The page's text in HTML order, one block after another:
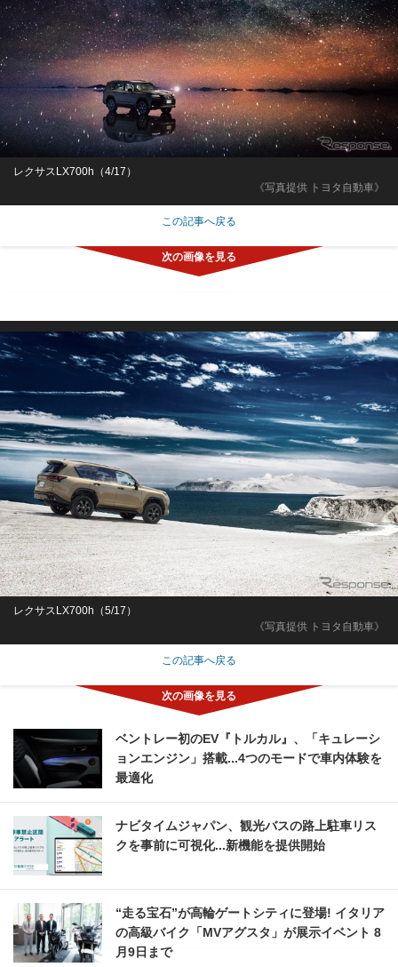
《写真提供 トヨタ自動車》
レクサスLX700h（4/17）
この記事へ戻る
《写真提供 トヨタ自動車》
レクサスLX700h（5/17）
この記事へ戻る
ベントレー初のEV『トルカル』、「キュレーシ
ョンエンジン」搭載...4つのモードで車内体験を
最適化
ナビタイムジャパン、観光バスの路上駐車リス
クを事前に可視化...新機能を提供開始
“走る宝石”が高輪ゲートシティに登場! イタリア
の高級バイク「MVアグスタ」が展示イベント 8
月9日まで